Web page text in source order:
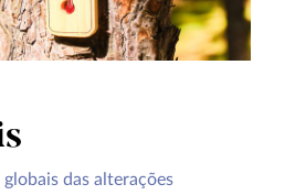
das alterações